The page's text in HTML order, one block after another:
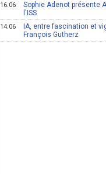
16.06
Sophie Adenot présente
l'ISS
14.06
IA, entre fascination et
François Gutherz